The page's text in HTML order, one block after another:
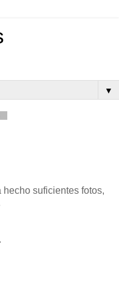
▼
suficientes fotos,